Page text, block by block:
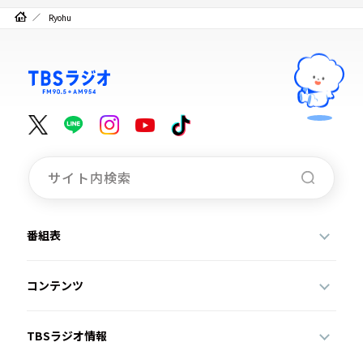
Ryohu
番組表
コンテンツ
TBSラジオ情報